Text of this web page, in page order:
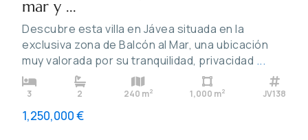
mar y ...
Descubre esta villa en Jávea situada en la
exclusiva zona de Balcón al Mar, una ubicación
muy valorada por su tranquilidad, privacidad ...
3 2 240 m2 1,000 m2 JV138
1,250,000 €
Puerta
Fenicia,